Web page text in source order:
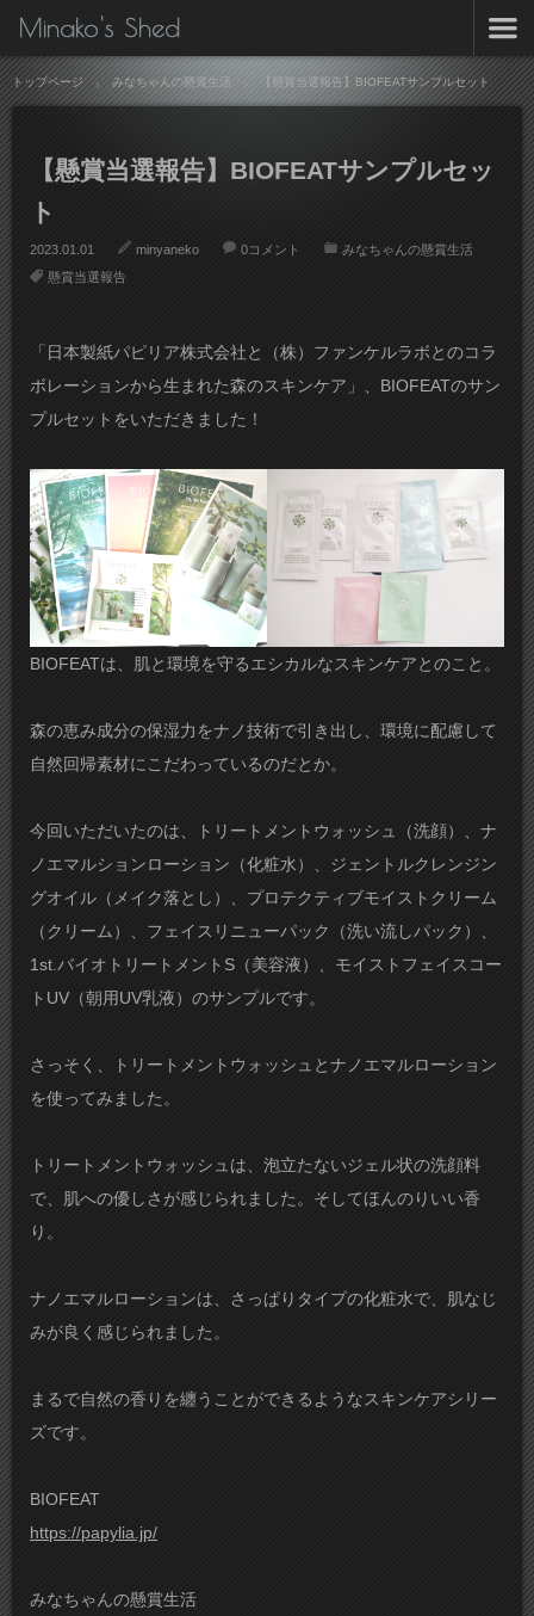
Minako's Shed
トップページ みなちゃんの懸賞生活 【懸賞当選報告】BIOFEATサンプルセット
【懸賞当選報告】BIOFEATサンプルセッ
ト
2023.01.01 minyaneko 0コメント
みなちゃんの懸賞生活
懸賞当選報告
「日本製紙パピリア株式会社と（株）ファンケルラボとのコラ
ボレーションから生まれた森のスキンケア」、BIOFEATのサン
プルセットをいただきました！
BIOFEATは、肌と環境を守るエシカルなスキンケアとのこと。
森の恵み成分の保湿力をナノ技術で引き出し、環境に配慮して
自然回帰素材にこだわっているのだとか。
今回いただいたのは、トリートメントウォッシュ（洗顔）、ナ
ノエマルションローション（化粧水）、ジェントルクレンジン
グオイル（メイク落とし）、プロテクティブモイストクリーム
（クリーム）、フェイスリニューパック（洗い流しパック）、
1st.バイオトリートメントS（美容液）、モイストフェイスコー
トUV（朝用UV乳液）のサンプルです。
さっそく、トリートメントウォッシュとナノエマルローション
を使ってみました。
トリートメントウォッシュは、泡立たないジェル状の洗顔料
で、肌への優しさが感じられました。そしてほんのりいい香
り。
ナノエマルローションは、さっぱりタイプの化粧水で、肌なじ
みが良く感じられました。
まるで自然の香りを纏うことができるようなスキンケアシリー
ズです。
BIOFEAT
https://papylia.jp/
みなちゃんの懸賞生活